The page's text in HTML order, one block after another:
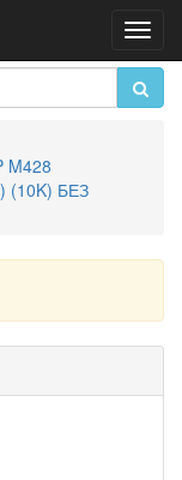
M428
(10K) БЕЗ